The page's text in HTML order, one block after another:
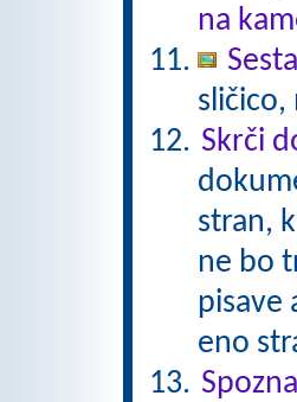
na
Skrči
stran,
ne bo
pisave
eno